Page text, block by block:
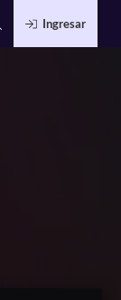
Ingresar